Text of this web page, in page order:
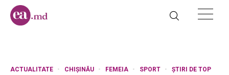
ACTUALITATE CHIȘINĂU FEMEIA SPORT ȘTIRI DE TOP